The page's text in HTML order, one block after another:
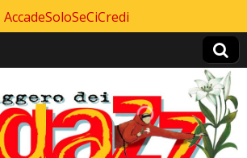
AccadeSoloSeCiCredi